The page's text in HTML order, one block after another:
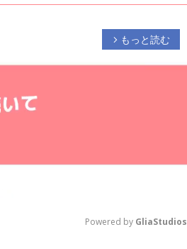
arrow_forward_ios もっと読む
Powered by GliaStudios